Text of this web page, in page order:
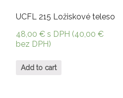
UCFL 215 Ložiskové teleso
48,00€ s DPH (40,00€
bez DPH)
Add to cart